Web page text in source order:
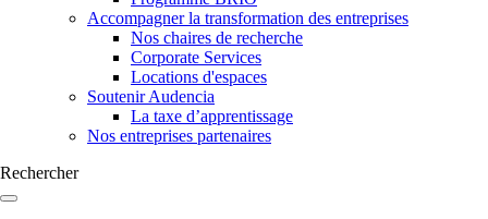
Accompagner la transformation des entreprises
Nos chaires de recherche
Corporate Services
Locations d'espaces
Soutenir Audencia
La taxe d’apprentissage
Nos entreprises partenaires
Rechercher